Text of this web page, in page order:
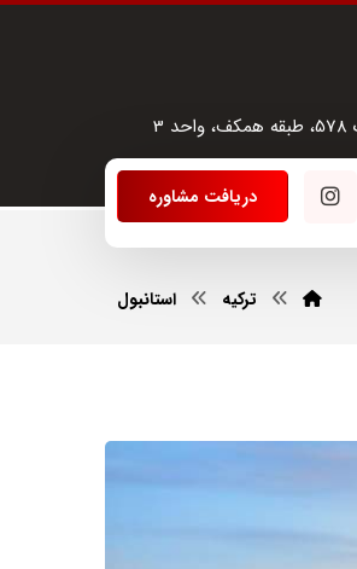
دریافت مشاوره
ترکیه استانبول